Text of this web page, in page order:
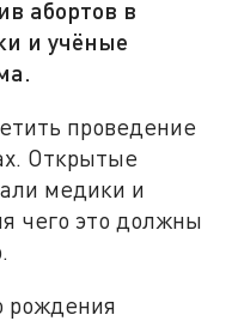
абортов в
и учёные
проведение
Открытые
медики и
чего это должны
рождения